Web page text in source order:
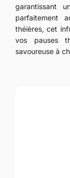
garantissant
parfaitement
théières, cet
vos pauses
savoureuse à